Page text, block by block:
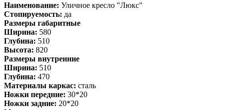
Наименование: Уличное кресло "Люкс"
Стопируемость: да
Размеры габаритные
Ширина: 580
Глубина: 510
Высота: 820
Размеры внутренние
Ширина: 510
Глубина: 470
Материалы каркас: сталь
Ножки передние: 30*20
Ножки задние: 20*20